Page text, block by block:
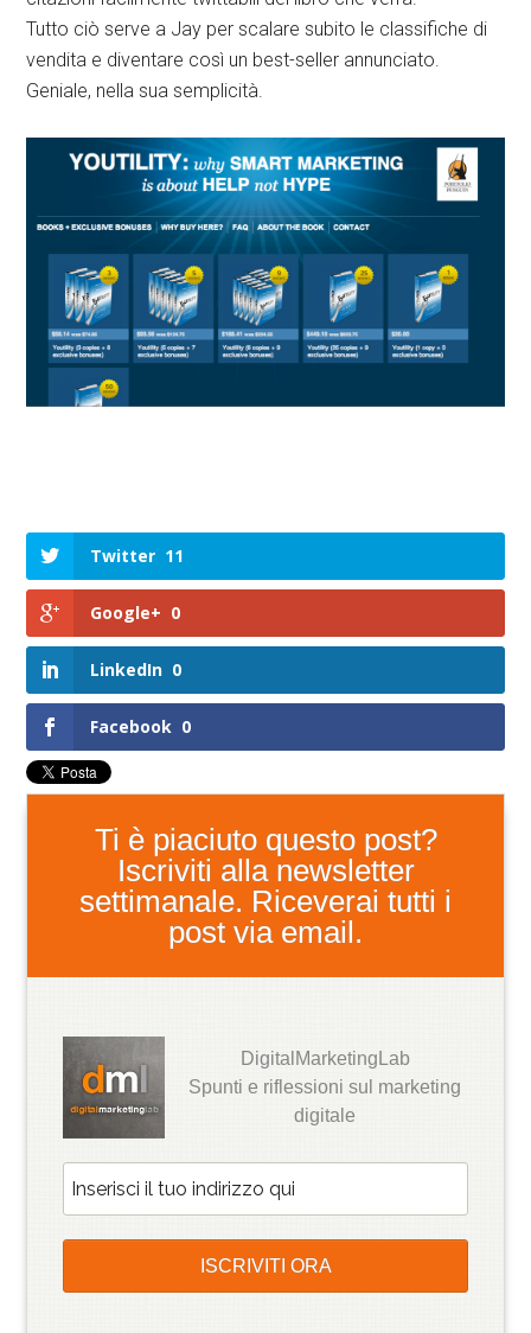
Tutto ciò serve a Jay per scalare subito le classifiche di
vendita e diventare così un best-seller annunciato.
Geniale, nella sua semplicità.
Twitter 11
Google+ 0
LinkedIn 0
Facebook 0
Ti è piaciuto questo post?
Iscriviti alla newsletter
settimanale. Riceverai tutti i
post via email.
DigitalMarketingLab
Spunti e riflessioni sul marketing
digitale